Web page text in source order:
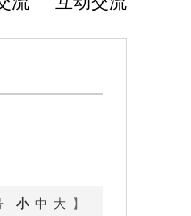
小 中 大】